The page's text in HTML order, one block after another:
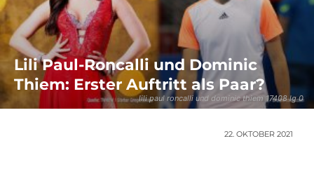
lili paul roncalli und dominic thiem 17408 lg 0
Lili Paul-Roncalli und Dominic
Thiem: Erster Auftritt als Paar?
22. OKTOBER 2021